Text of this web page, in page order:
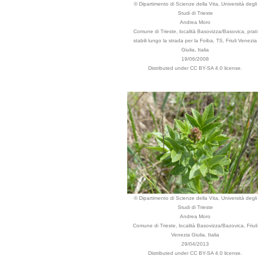
© Dipartimento di Scienze della Vita, Università degli
Studi di Trieste
Andrea Moro
Comune di Trieste, località Basovizza/Basovica, prati
stabili lungo la strada per la Foiba, TS, Friuli Venezia
Giulia, Italia
19/06/2008
Distributed under CC BY-SA 4.0 license.
© Dipartimento di Scienze della Vita, Università degli
Studi di Trieste
Andrea Moro
Comune di Trieste, località Basovizza/Bazovica, Friuli
Venezia Giulia, Italia
29/04/2013
Distributed under CC BY-SA 4.0 license.